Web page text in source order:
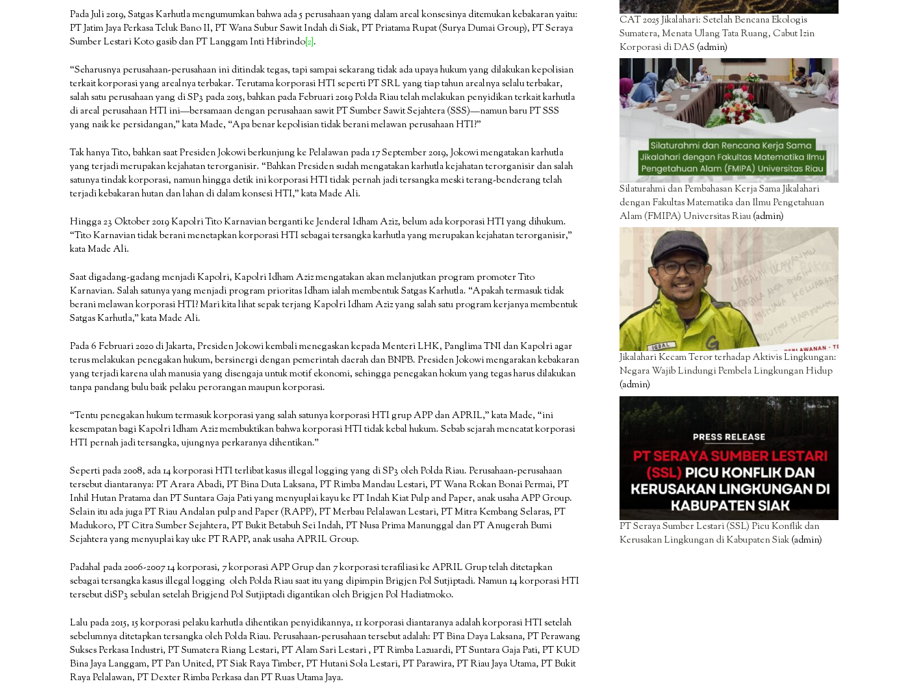
Pada Juli 2019, Satgas Karhutla mengumumkan bahwa ada 5 perusahaan yang dalam areal konsesinya ditemukan kebakaran yaitu:
PT Jatim Jaya Perkasa Teluk Bano II, PT Wana Subur Sawit Indah di Siak, PT Priatama Rupat (Surya Dumai Group), PT Seraya
Sumber Lestari Koto gasib dan PT Langgam Inti Hibrindo[2].
“Seharusnya perusahaan-perusahaan ini ditindak tegas, tapi sampai sekarang tidak ada upaya hukum yang dilakukan kepolisian
terkait korporasi yang arealnya terbakar. Terutama korporasi HTI seperti PT SRL yang tiap tahun arealnya selalu terbakar,
salah satu perusahaan yang di SP3 pada 2015, bahkan pada Februari 2019 Polda Riau telah melakukan penyidikan terkait karhutla
di areal perusahaan HTI ini—bersamaan dengan perusahaan sawit PT Sumber Sawit Sejahtera (SSS)—namun baru PT SSS
yang naik ke persidangan,” kata Made, “Apa benar kepolisian tidak berani melawan perusahaan HTI?”
Tak hanya Tito, bahkan saat Presiden Jokowi berkunjung ke Pelalawan pada 17 September 2019, Jokowi mengatakan karhutla
yang terjadi merupakan kejahatan terorganisir. “Bahkan Presiden sudah mengatakan karhutla kejahatan terorganisir dan salah
satunya tindak korporasi, namun hingga detik ini korporasi HTI tidak pernah jadi tersangka meski terang-benderang telah
terjadi kebakaran hutan dan lahan di dalam konsesi HTI,” kata Made Ali.
Hingga 23 Oktober 2019 Kapolri Tito Karnavian berganti ke Jenderal Idham Aziz, belum ada korporasi HTI yang dihukum.
“Tito Karnavian tidak berani menetapkan korporasi HTI sebagai tersangka karhutla yang merupakan kejahatan terorganisir,”
kata Made Ali.
Saat digadang-gadang menjadi Kapolri, Kapolri Idham Aziz mengatakan akan melanjutkan program promoter Tito
Karnavian. Salah satunya yang menjadi program prioritas Idham ialah membentuk Satgas Karhutla. “Apakah termasuk tidak
berani melawan korporasi HTI? Mari kita lihat sepak terjang Kapolri Idham Aziz yang salah satu program kerjanya membentuk
Satgas Karhutla,” kata Made Ali.
Pada 6 Februari 2020 di Jakarta, Presiden Jokowi kembali menegaskan kepada Menteri LHK, Panglima TNI dan Kapolri agar
terus melakukan penegakan hukum, bersinergi dengan pemerintah daerah dan BNPB. Presiden Jokowi mengarakan kebakaran
yang terjadi karena ulah manusia yang disengaja untuk motif ekonomi, sehingga penegakan hokum yang tegas harus dilakukan
tanpa pandang bulu baik pelaku perorangan maupun korporasi.
“Tentu penegakan hukum termasuk korporasi yang salah satunya korporasi HTI grup APP dan APRIL,” kata Made, “ini
kesempatan bagi Kapolri Idham Aziz membuktikan bahwa korporasi HTI tidak kebal hukum. Sebab sejarah mencatat korporasi
HTI pernah jadi tersangka, ujungnya perkaranya dihentikan.”
Seperti pada 2008, ada 14 korporasi HTI terlibat kasus illegal logging yang di SP3 oleh Polda Riau. Perusahaan-perusahaan
tersebut diantaranya: PT Arara Abadi, PT Bina Duta Laksana, PT Rimba Mandau Lestari, PT Wana Rokan Bonai Permai, PT
Inhil Hutan Pratama dan PT Suntara Gaja Pati yang menyuplai kayu ke PT Indah Kiat Pulp and Paper, anak usaha APP Group.
Selain itu ada juga PT Riau Andalan pulp and Paper (RAPP), PT Merbau Pelalawan Lestari, PT Mitra Kembang Selaras, PT
Madukoro, PT Citra Sumber Sejahtera, PT Bukit Betabuh Sei Indah, PT Nusa Prima Manunggal dan PT Anugerah Bumi
Sejahtera yang menyuplai kay uke PT RAPP, anak usaha APRIL Group.
Padahal pada 2006-2007 14 korporasi, 7 korporasi APP Grup dan 7 korporasi terafiliasi ke APRIL Grup telah ditetapkan
sebagai tersangka kasus illegal logging oleh Polda Riau saat itu yang dipimpin Brigjen Pol Sutjiptadi. Namun 14 korporasi HTI
tersebut diSP3 sebulan setelah Brigjend Pol Sutjiptadi digantikan oleh Brigjen Pol Hadiatmoko.
Lalu pada 2015, 15 korporasi pelaku karhutla dihentikan penyidikannya, 11 korporasi diantaranya adalah korporasi HTI setelah
sebelumnya ditetapkan tersangka oleh Polda Riau. Perusahaan-perusahaan tersebut adalah: PT Bina Daya Laksana, PT Perawang
Sukses Perkasa Industri, PT Sumatera Riang Lestari, PT Alam Sari Lestari , PT Rimba Lazuardi, PT Suntara Gaja Pati, PT KUD
Bina Jaya Langgam, PT Pan United, PT Siak Raya Timber, PT Hutani Sola Lestari, PT Parawira, PT Riau Jaya Utama, PT Bukit
Raya Pelalawan, PT Dexter Rimba Perkasa dan PT Ruas Utama Jaya.
CAT 2025 Jikalahari: Setelah Bencana Ekologis
Sumatera, Menata Ulang Tata Ruang, Cabut Izin
Korporasi di DAS (admin)
Silaturahmi dan Pembahasan Kerja Sama Jikalahari
dengan Fakultas Matematika dan Ilmu Pengetahuan
Alam (FMIPA) Universitas Riau(admin)
Jikalahari Kecam Teror terhadap Aktivis Lingkungan:
Negara Wajib Lindungi Pembela Lingkungan Hidup
(admin)
PT Seraya Sumber Lestari (SSL) Picu Konflik dan
Kerusakan Lingkungan di Kabupaten Siak(admin)